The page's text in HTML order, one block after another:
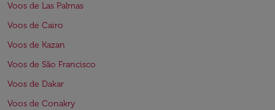
Voos de Las Palmas
Voos de Cairo
Voos de Kazan
Voos de São Francisco
Voos de Dakar
Voos de Conakry